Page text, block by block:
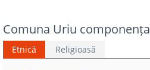
Comuna Uriu componența
Etnică Religioasă